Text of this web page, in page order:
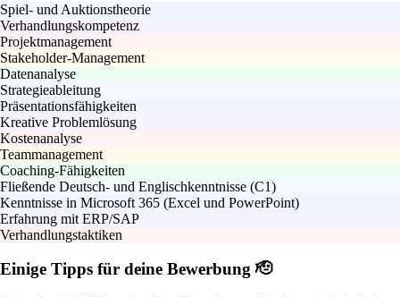
Spiel- und Auktionstheorie
Verhandlungskompetenz
Projektmanagement
Stakeholder-Management
Datenanalyse
Strategieableitung
Präsentationsfähigkeiten
Kreative Problemlösung
Kostenanalyse
Teammanagement
Coaching-Fähigkeiten
Fließende Deutsch- und Englischkenntnisse (C1)
Kenntnisse in Microsoft 365 (Excel und PowerPoint)
Erfahrung mit ERP/SAP
Verhandlungstaktiken
Einige Tipps für deine Bewerbung 🫡